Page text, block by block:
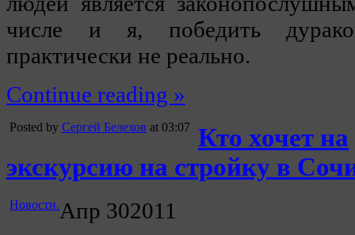
числе и я, победить
практически не реально.
Continue reading »
Posted by Сергей Белехов at 03:07 Кто хочет на
экскурсию на стройку в
Новости.Апр 302011